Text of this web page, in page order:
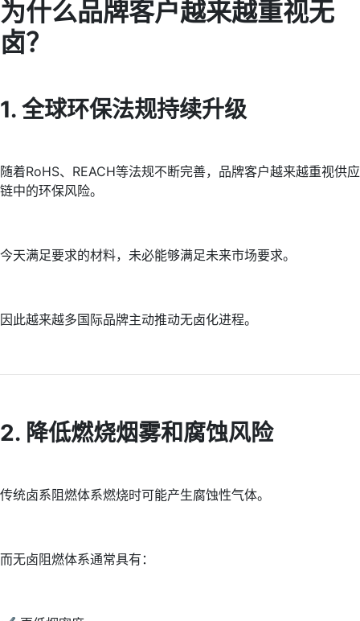
为什么品牌客户越来越重视无
卤？
1. 全球环保法规持续升级
随着RoHS、REACH等法规不断完善，品牌客户越来越重视供应
链中的环保风险。
今天满足要求的材料，未必能够满足未来市场要求。
因此越来越多国际品牌主动推动无卤化进程。
2. 降低燃烧烟雾和腐蚀风险
传统卤系阻燃体系燃烧时可能产生腐蚀性气体。
而无卤阻燃体系通常具有：